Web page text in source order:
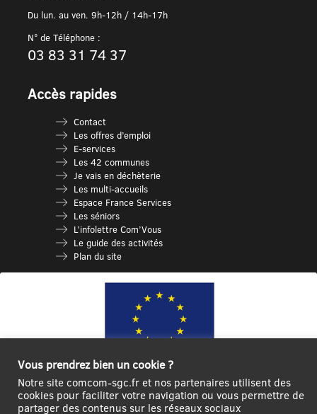
Du lun. au ven. 9h-12h / 14h-17h
N° de Téléphone :
03 83 31 74 37
Accès rapides
Contact
Les offres d’emploi
E-services
Les 42 communes
Je vais en déchèterie
Les multi-accueils
Espace France Services
Les séniors
L’infolettre Com’Vous
Le guide des activités
Plan du site
Ce site internet a été cofinancé par l’Union européenne avec le Fonds
Européen de Développement Régional à hauteur de 12 572€
Vous prendrez bien un cookie ?
Notre site comcom-sgc.fr et nos partenaires utilisent des
cookies pour faciliter votre navigation ou vous permettre de
partager des contenus sur les réseaux sociaux